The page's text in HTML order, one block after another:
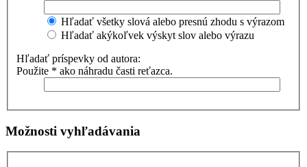
Hľadať všetky slová alebo presnú zhodu s výrazom
Hľadať akýkoľvek výskyt slov alebo výrazu
Hľadať príspevky od autora:
Použite * ako náhradu časti reťazca.
Možnosti vyhľadávania